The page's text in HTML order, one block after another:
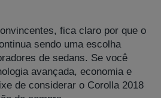
fica claro por que o
sendo uma escolha
de sedans. Se você
avançada, economia e
de considerar o Corolla 2018